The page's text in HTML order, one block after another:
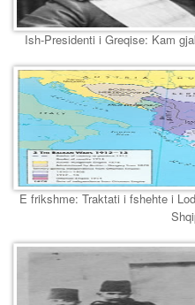
Ish-Presidenti i Greqise: Kam
E frikshme: Traktati i fshehte i